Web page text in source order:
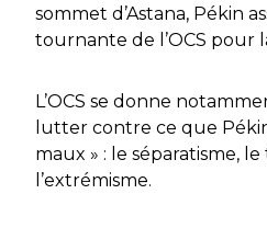
sommet d’Astana, Pékin
tournante de l’OCS pour
L’OCS se donne
lutter contre ce que
maux » : le séparatisme,
l’extrémisme.